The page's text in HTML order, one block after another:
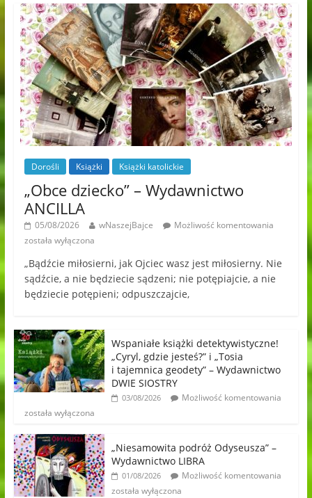
Dorośli Książki Książki katolickie
„Obce dziecko” – Wydawnictwo
ANCILLA
05/08/2026 wNaszejBajce
Możliwość komentowania
została wyłączona
„Bądźcie miłosierni, jak Ojciec wasz jest miłosierny. Nie
sądźcie, a nie będziecie sądzeni; nie potępiajcie, a nie
będziecie potępieni; odpuszczajcie,
Wspaniałe książki detektywistyczne!
„Cyryl, gdzie jesteś?” i „Tosia
i tajemnica geodety” – Wydawnictwo
DWIE SIOSTRY
03/08/2026
Możliwość komentowania
została wyłączona
„Niesamowita podróż Odyseusza” –
Wydawnictwo LIBRA
01/08/2026
Możliwość komentowania
została wyłączona